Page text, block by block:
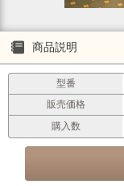
商品説明
型番
販売価格
購入数